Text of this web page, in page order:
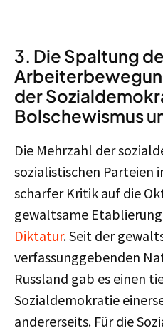
3. Die Spaltung
der
Bolschewismus
Die Mehrzahl der
sozialistischen Parteien
scharfer Kritik auf die
gewaltsame
Diktatur. Seit der
verfassunggebenden
Russland gab es einen
Sozialdemokratie
andererseits. Für die